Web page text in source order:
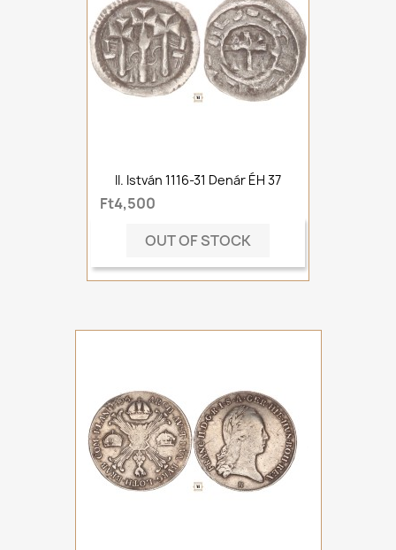
II. István 1116-31 Denár ÉH 37
Ft4,500
OUT OF STOCK